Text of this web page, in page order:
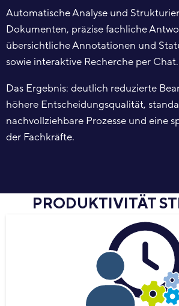
Automatische Analyse und
Dokumenten, präzise fachliche
übersichtliche Annotationen und
sowie interaktive Recherche per Chat.
Das Ergebnis: deutlich reduzierte
höhere Entscheidungsqualität,
nachvollziehbare Prozesse und eine
der Fachkräfte.
PRODUKTIVITÄT